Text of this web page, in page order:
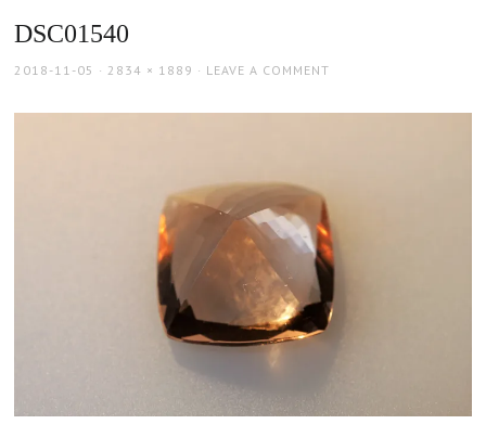
DSC01540
POSTED
2018-11-05
FULL
2834 × 1889 LEAVE A COMMENT